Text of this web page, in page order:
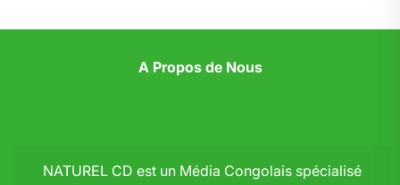
A Propos de Nous
NATUREL CD est un Média Congolais spécialisé